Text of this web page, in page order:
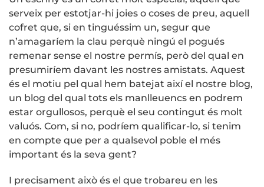
serveix per estotjar-hi joies o coses de preu, aquell
cofret que, si en tinguéssim un, segur que
n’amagaríem la clau perquè ningú el pogués
remenar sense el nostre permís, però del qual en
presumiríem davant les nostres amistats. Aquest
és el motiu pel qual hem batejat així el nostre blog,
un blog del qual tots els manlleuencs en podrem
estar orgullosos, perquè el seu contingut és molt
valuós. Com, si no, podríem qualificar-lo, si tenim
en compte que per a qualsevol poble el més
important és la seva gent?
I precisament això és el que trobareu en les